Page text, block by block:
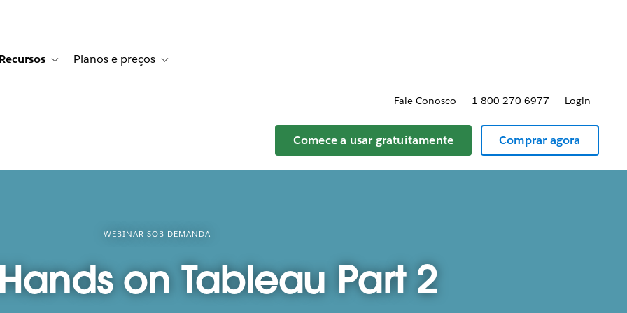
Histórias de clientes
sub-navigation for Soluções
Recursos Toggle sub-navigation for Recursos
Planos e preços Toggle sub-navigation for Planos e preços
Fale Conosco 1-800-270-6977 Login
Comece a usar gratuitamente Comprar agora
WEBINAR SOB DEMANDA
on Tableau Part 2